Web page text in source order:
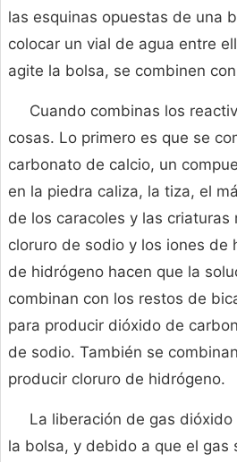
las esquinas opuestas de una
colocar un vial de agua entre
agite la bolsa, se combinen
Cuando combinas los
cosas. Lo primero es que se
carbonato de calcio, un
en la piedra caliza, la tiza, el
de los caracoles y las criaturas
cloruro de sodio y los iones de
de hidrógeno hacen que la
combinan con los restos de
para producir dióxido de
de sodio. También se
producir cloruro de hidrógeno.
La liberación de gas
la bolsa, y debido a que el gas